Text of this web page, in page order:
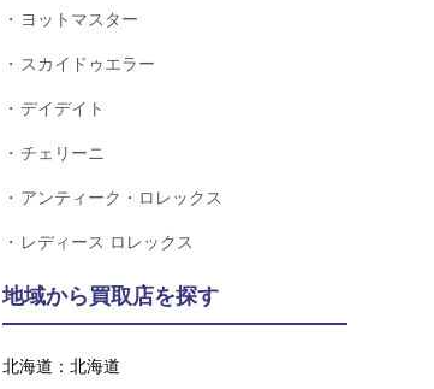
ヨットマスター
スカイドゥエラー
デイデイト
チェリーニ
アンティーク・ロレックス
レディース ロレックス
地域から買取店を探す
北海道： 北海道